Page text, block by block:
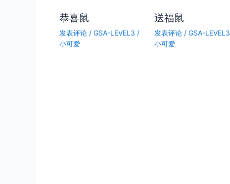
恭喜鼠
发表评论 / GSA-LEVEL3 /
小可爱
送福鼠
发表评论 /GSA-LEVEL3
小可爱